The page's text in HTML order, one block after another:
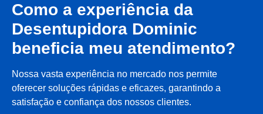
Como a experiência da
Desentupidora Dominic
beneficia meu atendimento?
Nossa vasta experiência no mercado nos permite
oferecer soluções rápidas e eficazes, garantindo a
satisfação e confiança dos nossos clientes.